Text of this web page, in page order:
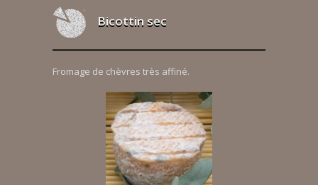
Bicottin sec
Fromage de chèvres très affiné.